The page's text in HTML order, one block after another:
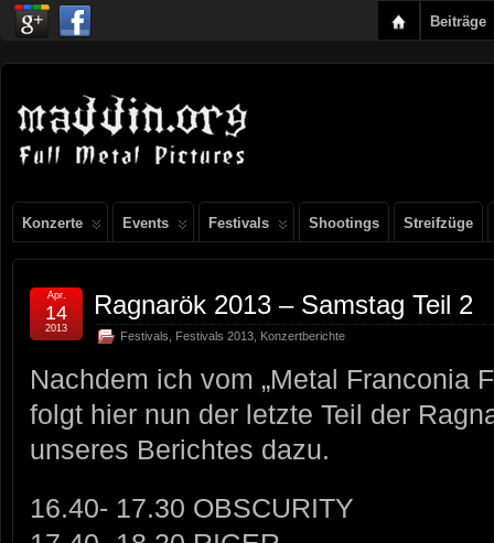
Beiträge
Konzerte Events Festivals Shootings Streifzüge
Ragnarök 2013 – Samstag Teil 2
Festivals Festivals 2013 Konzertberichte
Apr.
14
2013
Nachdem ich vom „Metal Franconia
folgt hier nun der letzte Teil der
unseres Berichtes dazu.
16.40- 17.30 OBSCURITY